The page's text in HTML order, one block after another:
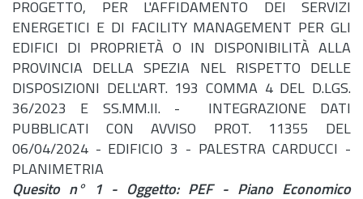
PROGETTO, PER L'AFFIDAMENTO DEI SERVIZI
ENERGETICI E DI FACILITY MANAGEMENT PER GLI
EDIFICI DI PROPRIETÀ O IN DISPONIBILITÀ ALLA
PROVINCIA DELLA SPEZIA NEL RISPETTO DELLE
DISPOSIZIONI DELL'ART. 193 COMMA 4 DEL D.LGS.
36/2023 E SS.MM.II. - INTEGRAZIONE DATI
PUBBLICATI CON AVVISO PROT. 11355 DEL
06/04/2024 - EDIFICIO 3 - PALESTRA CARDUCCI -
PLANIMETRIA
Quesito n° 1 - Oggetto: PEF - Piano Economico